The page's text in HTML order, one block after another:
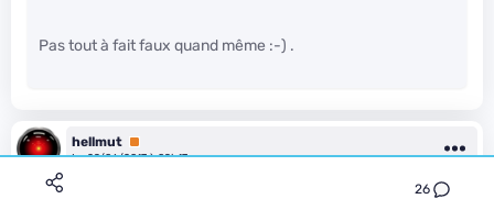
26
Pas tout à fait faux quand même :-) .
hellmut Premium
Le 29/06/2017 à 09h17